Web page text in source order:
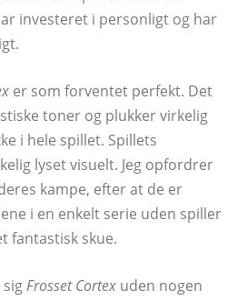
investeret i personligt og har
er som forventet perfekt. Det
toner og plukker virkelig
i hele spillet. Spillets
lyset visuelt. Jeg opfordrer
kampe, efter at de er
i en enkelt serie uden spiller
fantastisk skue.
Frosset Cortex uden nogen